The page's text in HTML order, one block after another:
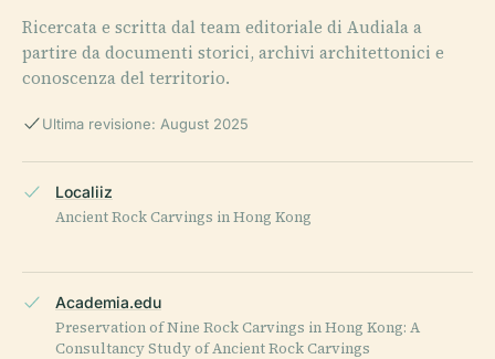
Ricercata e scritta dal team editoriale di Audiala a
partire da documenti storici, archivi architettonici e
conoscenza del territorio.
Ultima revisione: August 2025
Localiiz
Ancient Rock Carvings in Hong Kong
Academia.edu
Preservation of Nine Rock Carvings in Hong Kong: A
Consultancy Study of Ancient Rock Carvings